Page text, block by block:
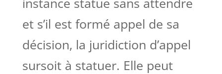
et s’il est formé appel de sa
décision, la juridiction d’appel
sursoit à statuer. Elle peut